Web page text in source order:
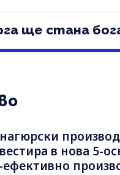
ще стана
в нова 5-
ефективно